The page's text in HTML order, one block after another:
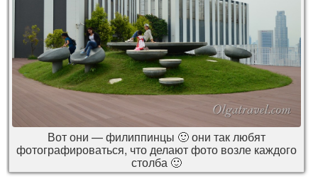
Вот они — филиппинцы 🙂 они так любят
фотографироваться, что делают фото возле каждого
столба 🙂